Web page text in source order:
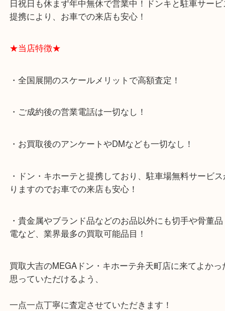
住之江区からお越しのお客様よりサントリーのサ
最近、サプリメントや健康食品などのご相談が増
医薬品は取り扱いできませんが、サプリなどは大丈
(^^)/
初回限定で3つセットなどで安くなっているため買
の、自分には合わなかった( ；∀；)というような時
消費期限の長さによっても変わりますので、お早め